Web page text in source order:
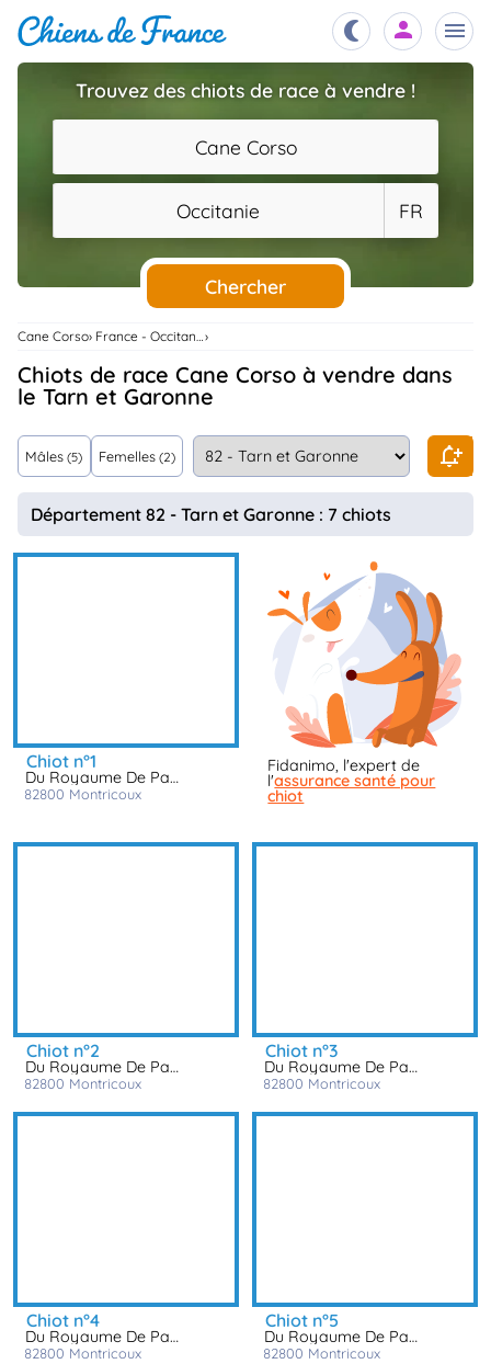
Chiots
Éleveurs
Étalons
Chiens
Services
..
Assurances
Connexion
Trouvez des chiots de race à vendre !
Cane Corso
Occitanie FR
Chercher
Cane Corso France - Occitanie
Chiots de race Cane Corso à vendre dans
le Tarn et Garonne
Mâles (5) Femelles (2)
Département 82 - Tarn et Garonne : 7 chiots
chiot n°1
Du Royaume De Pandess
82800 montricoux
Fidanimo, l'expert de
l'assurance santé pour
chiot
chiot n°2
Du Royaume De Pandess
82800 montricoux
chiot n°3
Du Royaume De Pandess
82800 montricoux
chiot n°4
Du Royaume De Pandess
82800 montricoux
chiot n°5
Du Royaume De Pandess
82800 montricoux